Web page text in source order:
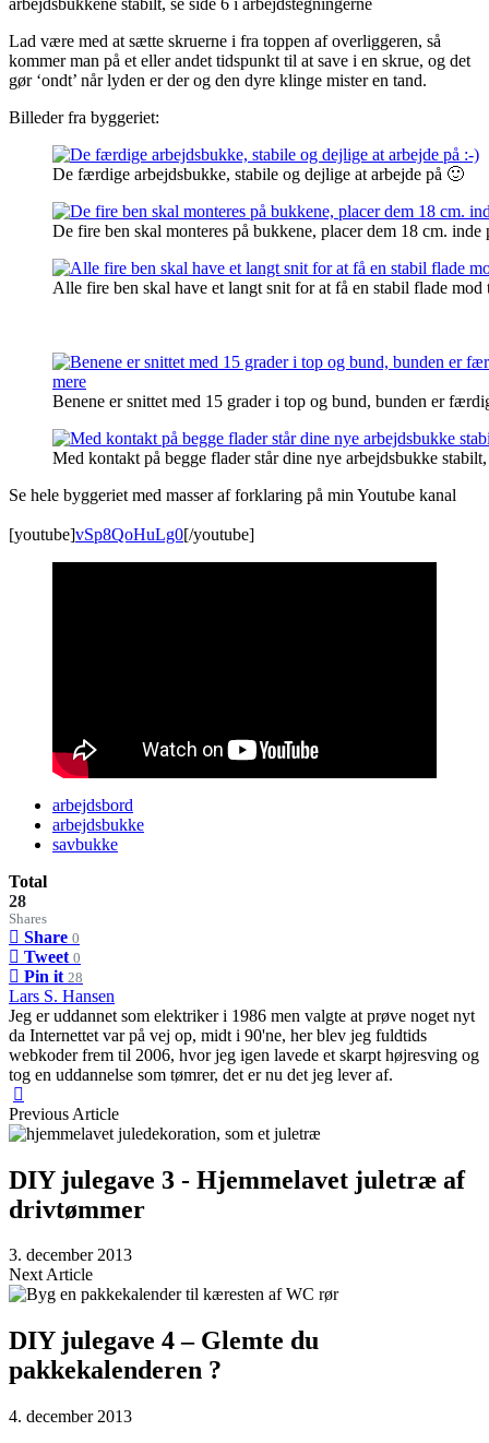
Lad være med at sætte skruerne i fra toppen af overliggeren, så
kommer man på et eller andet tidspunkt til at save i en skrue, og det
gør ‘ondt’ når lyden er der og den dyre klinge mister en tand.
Billeder fra byggeriet:
De færdige arbejdsbukke, stabile og dejlige at arbejde på 🙂
De fire ben skal monteres på bukkene, placer dem 18 cm. inde
Alle fire ben skal have et langt snit for at få en stabil flade mod
Benene er snittet med 15 grader i top og bund, bunden er
Med kontakt på begge flader står dine nye arbejdsbukke
Se hele byggeriet med masser af forklaring på min Youtube kanal
[youtube]vSp8QoHuLg0[/youtube]
arbejdsbord
arbejdsbukke
savbukke
Total
28
Shares
Share 0
Tweet 0
Pin it 28
Lars S. Hansen
Jeg er uddannet som elektriker i 1986 men valgte at prøve noget nyt
da Internettet var på vej op, midt i 90'ne, her blev jeg fuldtids
webkoder frem til 2006, hvor jeg igen lavede et skarpt højresving og
tog en uddannelse som tømrer, det er nu det jeg lever af.
Previous Article
DIY julegave 3 - Hjemmelavet juletræ af
drivtømmer
3. december 2013
Next Article
DIY julegave 4 – Glemte du
pakkekalenderen ?
4. december 2013